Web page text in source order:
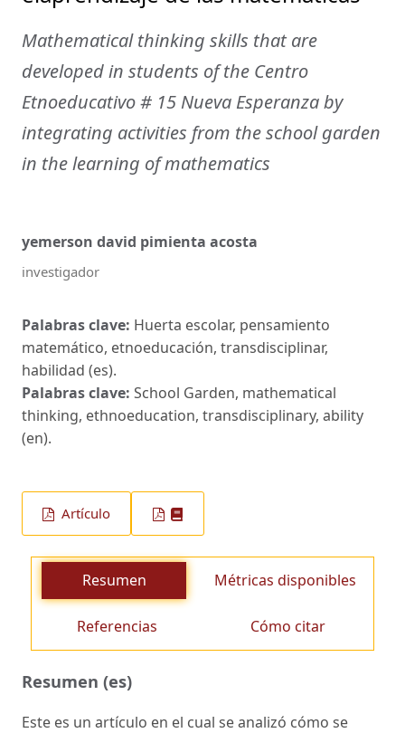
Mathematical thinking skills that are
developed in students of the Centro
Etnoeducativo # 15 Nueva Esperanza by
integrating activities from the school garden
in the learning of mathematics
yemerson david pimienta acosta
investigador
Palabras clave: Huerta escolar, pensamiento
matemático, etnoeducación, transdisciplinar,
habilidad (es).
Palabras clave: School Garden, mathematical
thinking, ethnoeducation, transdisciplinary, ability
(en).
Artículo
Resumen Métricas disponibles
Referencias Cómo citar
Resumen (es)
Este es un artículo en el cual se analizó cómo se